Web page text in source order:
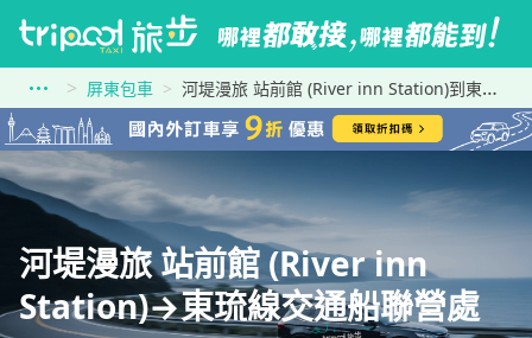
屏東包車 河堤漫旅 站前館 (River inn Station)到東琉線交通船聯營處
河堤漫旅 站前館 (River inn
Station)→東琉線交通船聯營處